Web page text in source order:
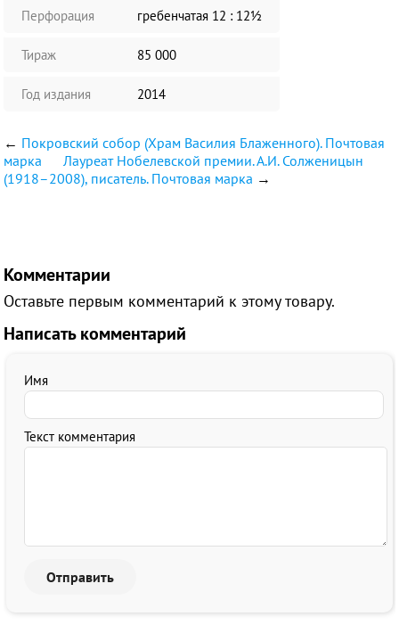
Перфорация гребенчатая 12 : 12½
Тираж 85 000
Год издания 2014
← Покровский собор (Храм Василия Блаженного). Почтовая
марка
Лауреат Нобелевской премии. А.И. Солженицын
(1918–2008), писатель. Почтовая марка →
Комментарии
Оставьте первым комментарий к этому товару.
Написать комментарий
Имя
Текст комментария